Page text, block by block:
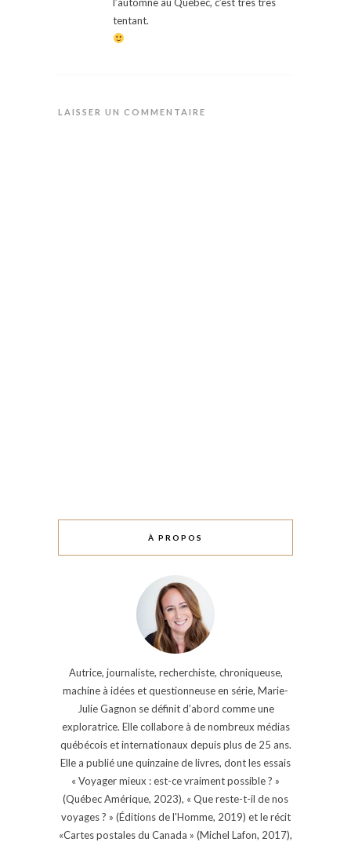
tentant.
LAISSER UN COMMENTAIRE
À PROPOS
Autrice, journaliste, recherchiste, chroniqueuse,
machine à idées et questionneuse en série, Marie-
Julie Gagnon se définit d’abord comme une
exploratrice. Elle collabore à de nombreux médias
québécois et internationaux depuis plus de 25 ans.
Elle a publié une quinzaine de livres, dont les essais
« Voyager mieux : est-ce vraiment possible ? »
(Québec Amérique, 2023), « Que reste-t-il de nos
voyages ? » (Éditions de l'Homme, 2019) et le récit
«Cartes postales du Canada » (Michel Lafon, 2017),